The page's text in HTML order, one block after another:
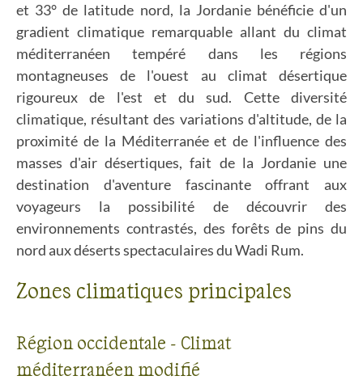
et 33° de latitude nord, la Jordanie bénéficie d'un
gradient climatique remarquable allant du climat
méditerranéen tempéré dans les régions
montagneuses de l'ouest au climat désertique
rigoureux de l'est et du sud. Cette diversité
climatique, résultant des variations d'altitude, de la
proximité de la Méditerranée et de l'influence des
masses d'air désertiques, fait de la Jordanie une
destination d'aventure fascinante offrant aux
voyageurs la possibilité de découvrir des
environnements contrastés, des forêts de pins du
nord aux déserts spectaculaires du Wadi Rum.
Zones climatiques principales
Région occidentale - Climat
méditerranéen modifié